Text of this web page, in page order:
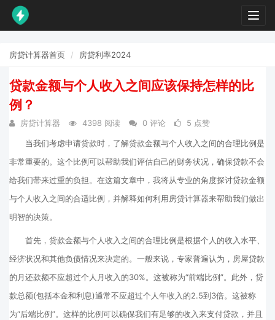
房贷计算器首页 房贷利率2024
贷款金额与个人收入之间应该保持怎样的比
例？
房贷计算器 4398 阅读 0 评论 5 点赞
当我们考虑申请贷款时，了解贷款金额与个人收入之间的合理比例是
非常重要的。这个比例可以帮助我们评估自己的财务状况，确保贷款不会
给我们带来过重的负担。在这篇文章中，我将从专业的角度探讨贷款金额
与个人收入之间的合适比例，并解释如何利用房贷计算器来帮助我们做出
明智的决策。
首先，贷款金额与个人收入之间的合理比例是根据个人的收入水平、
经济状况和其他负债情况来决定的。一般来说，专家普遍认为，房屋贷款
的月还款额不应超过个人月收入的30%。这被称为“前端比例”。此外，贷
款总额(包括本金和利息)通常不应超过个人年收入的2.5到3倍。这被称
为“后端比例”。这样的比例可以确保我们有足够的收入来支付贷款，并且